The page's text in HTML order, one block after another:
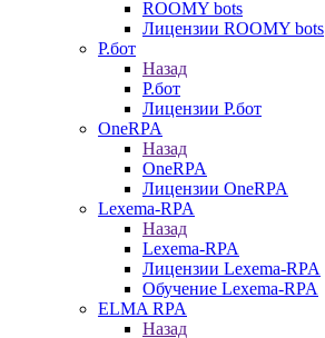
ROOMY bots
Лицензии ROOMY bots
Р.бот
Назад
Р.бот
Лицензии Р.бот
OneRPA
Назад
OneRPA
Лицензии OneRPA
Lexema-RPA
Назад
Lexema-RPA
Лицензии Lexema-RPA
Обучение Lexema-RPA
ELMA RPA
Назад